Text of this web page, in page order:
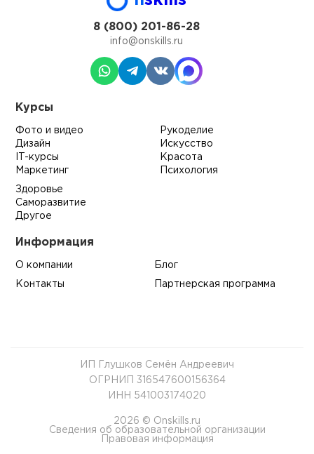
8 (800) 201-86-28
info@onskills.ru
Курсы
Фото и видео
Дизайн
IT-курсы
Маркетинг
Рукоделие
Искусство
Красота
Психология
Здоровье
Саморазвитие
Другое
Информация
О компании Блог
Контакты Партнерская программа
ИП Глушков Семён Андреевич
ОГРНИП 316547600156364
ИНН 541003174020
2026 © Onskills.ru
Сведения об образовательной организации
Правовая информация